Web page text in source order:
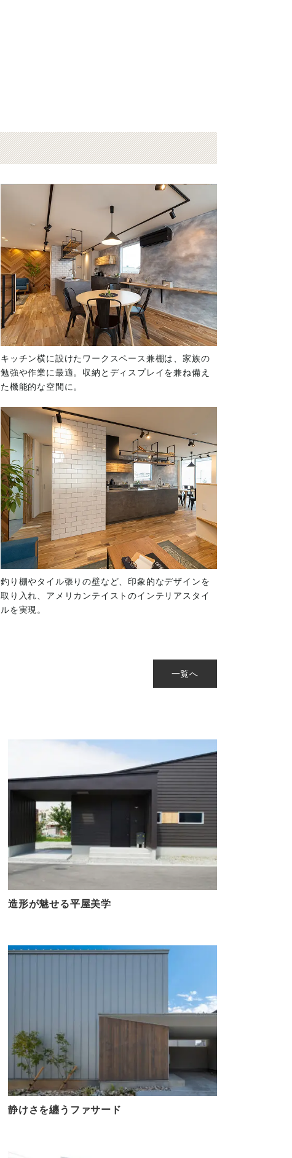
キッチン横に設けたワークスペース兼棚は、家族の
勉強や作業に最適。収納とディスプレイを兼ね備え
た機能的な空間に。
釣り棚やタイル張りの壁など、印象的なデザインを
取り入れ、アメリカンテイストのインテリアスタイ
ルを実現。
一覧へ
造形が魅せる平屋美学
静けさを纏うファサード